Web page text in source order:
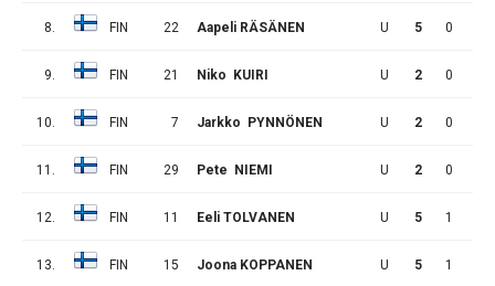
8. FIN 22 Aapeli RÄSÄNEN U 5 0
9. FIN 21 Niko KUIRI U 2 0
10. FIN 7 Jarkko PYNNÖNEN U 2 0
11. FIN 29 Pete NIEMI U 2 0
12. FIN 11 Eeli TOLVANEN U 5 1
13. FIN 15 Joona KOPPANEN U 5 1